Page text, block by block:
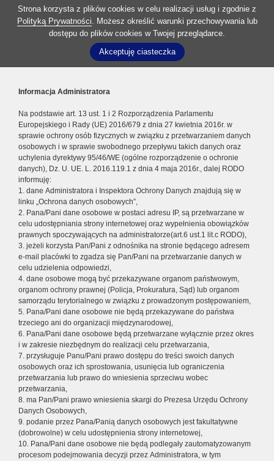
Strona korzysta z plików cookies w celu realizacji usług i zgodnie z
Polityką Prywatności. Możesz określić warunki przechowywania lub
dostępu do plików cookies w Twojej przeglądarce.
Akceptuję ciasteczka
Informacja Administratora
Na podstawie art. 13 ust. 1 i 2 Rozporządzenia Parlamentu
Europejskiego i Rady (UE) 2016/679 z dnia 27 kwietnia 2016r. w
sprawie ochrony osób fizycznych w związku z przetwarzaniem danych
osobowych i w sprawie swobodnego przepływu takich danych oraz
uchylenia dyrektywy 95/46/WE (ogólne rozporządzenie o ochronie
danych), Dz. U. UE. L. 2016.119.1 z dnia 4 maja 2016r., dalej RODO
informuję:
1. dane Administratora i Inspektora Ochrony Danych znajdują się w
linku „Ochrona danych osobowych”,
2. Pana/Pani dane osobowe w postaci adresu IP, są przetwarzane w
celu udostępniania strony internetowej oraz wypełnienia obowiązków
prawnych spoczywających na administratorze(art.6 ust.1 lit.c RODO),
3. jeżeli korzysta Pan/Pani z odnośnika na stronie będącego adresem
e-mail placówki to zgadza się Pan/Pani na przetwarzanie danych w
celu udzielenia odpowiedzi,
4. dane osobowe mogą być przekazywane organom państwowym,
organom ochrony prawnej (Policja, Prokuratura, Sąd) lub organom
samorządu terytorialnego w związku z prowadzonym postępowaniem,
5. Pana/Pani dane osobowe nie będą przekazywane do państwa
trzeciego ani do organizacji międzynarodowej,
6. Pana/Pani dane osobowe będą przetwarzane wyłącznie przez okres
i w zakresie niezbędnym do realizacji celu przetwarzania,
7. przysługuje Panu/Pani prawo dostępu do treści swoich danych
osobowych oraz ich sprostowania, usunięcia lub ograniczenia
przetwarzania lub prawo do wniesienia sprzeciwu wobec
przetwarzania,
8. ma Pan/Pani prawo wniesienia skargi do Prezesa Urzędu Ochrony
Danych Osobowych,
9. podanie przez Pana/Panią danych osobowych jest fakultatywne
(dobrowolne) w celu udostępnienia strony internetowej,
10. Pana/Pani dane osobowe nie będą podlegały zautomatyzowanym
procesom podejmowania decyzji przez Administratora, w tym